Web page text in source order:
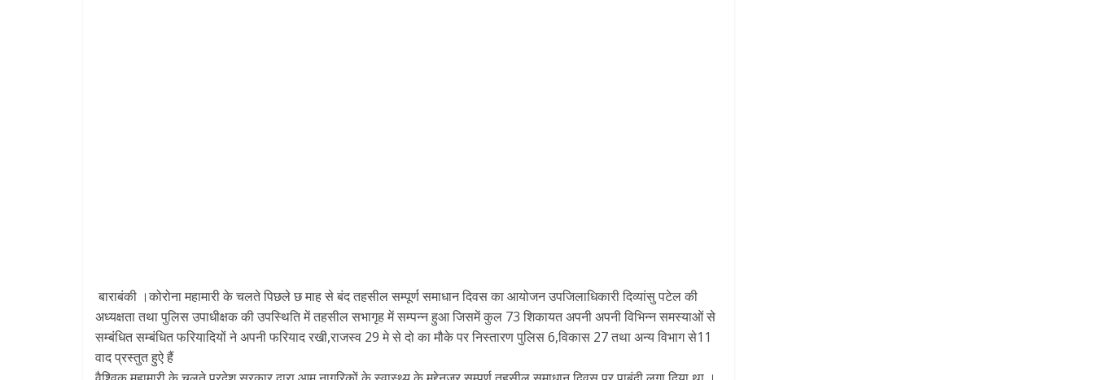
बाराबंकी ।कोरोना महामारी के चलते पिछले छ माह से बंद तहसील सम्पूर्ण समाधान दिवस का आयोजन उपजिलाधिकारी दिव्यांसु पटेल की
अध्यक्षता तथा पुलिस उपाधीक्षक की उपस्थिति में तहसील सभागृह में सम्पन्न हुआ जिसमें कुल 73 शिकायत अपनी अपनी विभिन्न समस्याओं से
सम्बंधित सम्बंधित फरियादियों ने अपनी फरियाद रखी,राजस्व 29 मे से दो का मौके पर निस्तारण पुलिस 6,विकास 27 तथा अन्य विभाग से11
वाद प्रस्तुत हुऐ हैं